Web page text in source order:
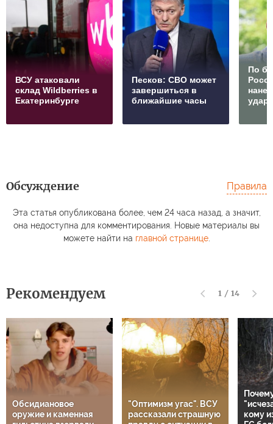
ВСУ атаковали
склад Wildberries в
Екатеринбурге
Песков: СВО может
завершиться в
ближайшие часы
По
удар
Обсуждение Правила
Эта статья опубликована более, чем 24 часа назад, а значит,
она недоступна для комментирования. Новые материалы вы
можете найти на главной странице.
Рекомендуем 1 / 14
Обсидиановое
оружие и каменная
"Оптимизм угас". ВСУ
рассказали страшную
кому